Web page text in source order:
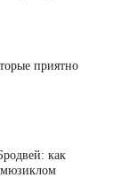
приятно
как
мюзиклом